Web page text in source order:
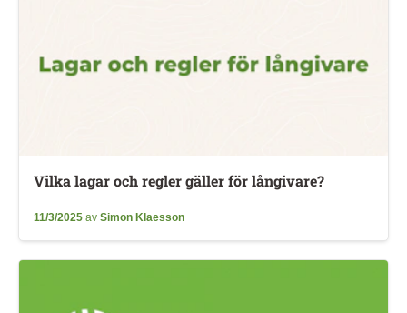
Vilka lagar och regler gäller för långivare?
11/3/2025 av Simon Klaesson